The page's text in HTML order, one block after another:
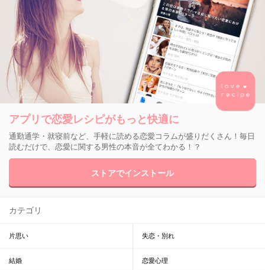
アプリで恋愛レシピがもっと快適に
通勤通学・就寝前など、手軽に読める恋愛コラムが盛りだくさん！毎日
読むだけで、恋愛に関する男性の本音が全てわかる！？
ストアでインストール
カテゴリ
片思い 失恋・別れ
結婚 恋愛心理